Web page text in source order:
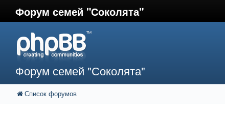
Форум семей "Соколята"
Форум семей "Соколята"
Список форумов